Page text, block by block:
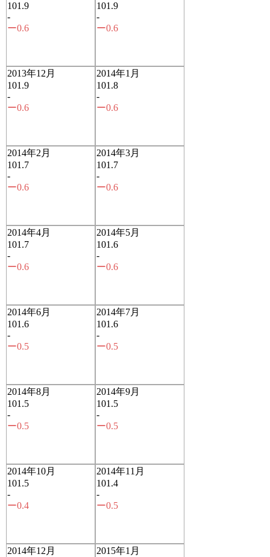
101.9
-
ー0.6
101.9
-
ー0.6
2013年12月
101.9
-
ー0.6
2014年1月
101.8
-
ー0.6
2014年2月
101.7
-
ー0.6
2014年3月
101.7
-
ー0.6
2014年4月
101.7
-
ー0.6
2014年5月
101.6
-
ー0.6
2014年6月
101.6
-
ー0.5
2014年7月
101.6
-
ー0.5
2014年8月
101.5
-
ー0.5
2014年9月
101.5
-
ー0.5
2014年10月
101.5
-
ー0.4
2014年11月
101.4
-
ー0.5
2014年12月
2015年1月